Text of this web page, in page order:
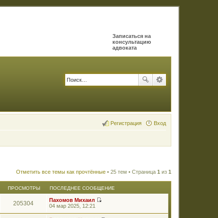
Записаться на
консультацию
адвоката
Вход
Регистрация
Отметить все темы как прочтённые • 25 тем • Страница 1 из 1
ПРОСМОТРЫ ПОСЛЕДНЕЕ СООБЩЕНИЕ
205304
Пахомов Михаил
р
04 мар 2025, 12:21